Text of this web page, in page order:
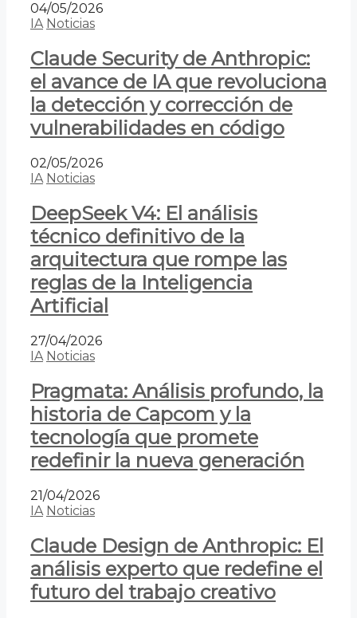
04/05/2026
IA Noticias
Claude Security de Anthropic:
el avance de IA que revoluciona
la detección y corrección de
vulnerabilidades en código
02/05/2026
IA Noticias
DeepSeek V4: El análisis
técnico definitivo de la
arquitectura que rompe las
reglas de la Inteligencia
Artificial
27/04/2026
IA Noticias
Pragmata: Análisis profundo, la
historia de Capcom y la
tecnología que promete
redefinir la nueva generación
21/04/2026
IA Noticias
Claude Design de Anthropic: El
análisis experto que redefine el
futuro del trabajo creativo